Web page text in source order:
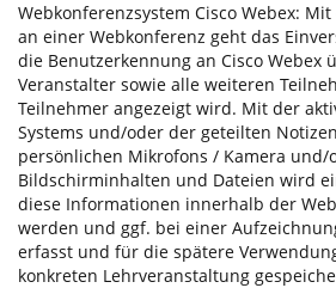
Webkonferenzsystem Cisco Webex:
an einer Webkonferenz geht das
die Benutzerkennung an Cisco
Veranstalter sowie alle weiteren
Teilnehmer angezeigt wird. Mit der
Systems und/oder der geteilten
persönlichen Mikrofons / Kamera und/
Bildschirminhalten und Dateien wird
diese Informationen innerhalb der
werden und ggf. bei einer
erfasst und für die spätere
konkreten Lehrveranstaltung